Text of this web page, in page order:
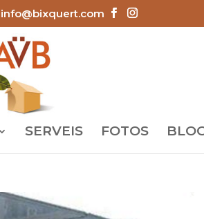
info@bixquert.com
SERVEIS FOTOS